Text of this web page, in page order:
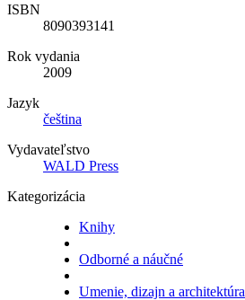
ISBN
8090393141
Rok vydania
2009
Jazyk
čeština
Vydavateľstvo
WALD Press
Kategorizácia
Knihy
Odborné a náučné
Umenie, dizajn a architektúra